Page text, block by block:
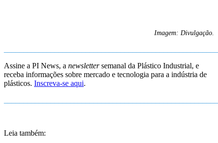
Imagem: Divulgação.
Assine a PI News, a newslettersemanal da Plástico Industrial, e
receba informações sobre mercado e tecnologia para a indústria de
plásticos. Inscreva-se aqui.
Leia também: